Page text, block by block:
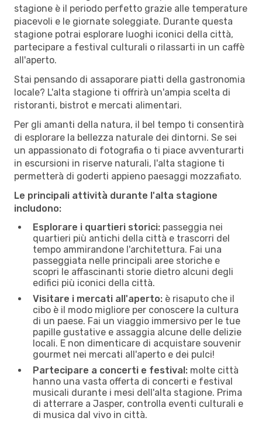
stagione è il periodo perfetto grazie alle temperature
piacevoli e le giornate soleggiate. Durante questa
stagione potrai esplorare luoghi iconici della città,
partecipare a festival culturali o rilassarti in un caffè
all'aperto.
Stai pensando di assaporare piatti della gastronomia
locale? L'alta stagione ti offrirà un'ampia scelta di
ristoranti, bistrot e mercati alimentari.
Per gli amanti della natura, il bel tempo ti consentirà
di esplorare la bellezza naturale dei dintorni. Se sei
un appassionato di fotografia o ti piace avventurarti
in escursioni in riserve naturali, l'alta stagione ti
permetterà di goderti appieno paesaggi mozzafiato.
Le principali attività durante l'alta stagione
includono:
Esplorare i quartieri storici: passeggia nei
quartieri più antichi della città e trascorri del
tempo ammirandone l'architettura. Fai una
passeggiata nelle principali aree storiche e
scopri le affascinanti storie dietro alcuni degli
edifici più iconici della città.
Visitare i mercati all'aperto: è risaputo che il
cibo è il modo migliore per conoscere la cultura
di un paese. Fai un viaggio immersivo per le tue
papille gustative e assaggia alcune delle delizie
locali. E non dimenticare di acquistare souvenir
gourmet nei mercati all'aperto e dei pulci!
Partecipare a concerti e festival: molte città
hanno una vasta offerta di concerti e festival
musicali durante i mesi dell'alta stagione. Prima
di atterrare a Jasper, controlla eventi culturali e
di musica dal vivo in città.